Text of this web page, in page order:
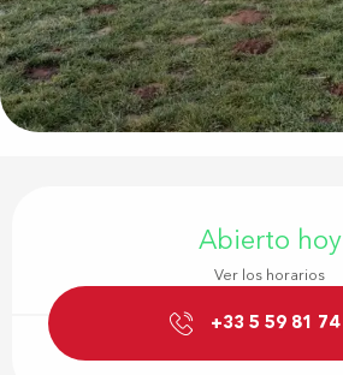
Abierto hoy
Ver los horarios
+33 5 59 81 74